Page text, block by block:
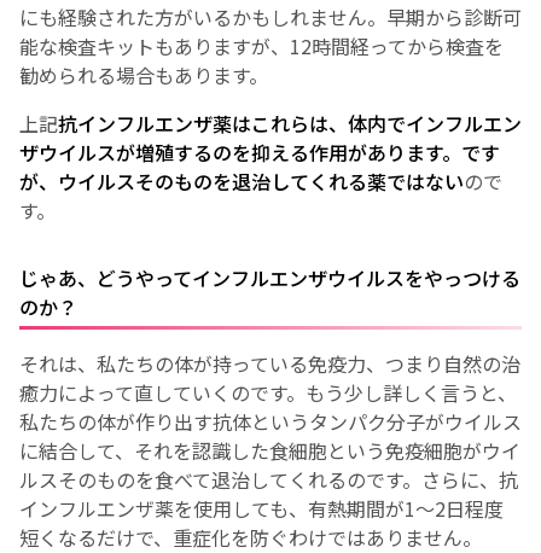
にも経験された方がいるかもしれません。早期から診断可
能な検査キットもありますが、12時間経ってから検査を
勧められる場合もあります。
上記抗インフルエンザ薬はこれらは、体内でインフルエン
ザウイルスが増殖するのを抑える作用があります。です
が、 ウイルスそのものを退治してくれる薬ではないので
す。
じゃあ、どうやってインフルエンザウイルスをやっつける
のか？
それは、私たちの体が持っている免疫力、つまり自然の治
癒力によって直していくのです。もう少し詳しく言うと、
私たちの体が作り出す抗体というタンパク分子がウイルス
に結合して、それを認識した食細胞という免疫細胞がウイ
ルスそのものを食べて退治してくれるのです。さらに、抗
インフルエンザ薬を使用しても、有熱期間が1〜2日程度
短くなるだけで、重症化を防ぐわけではありません。